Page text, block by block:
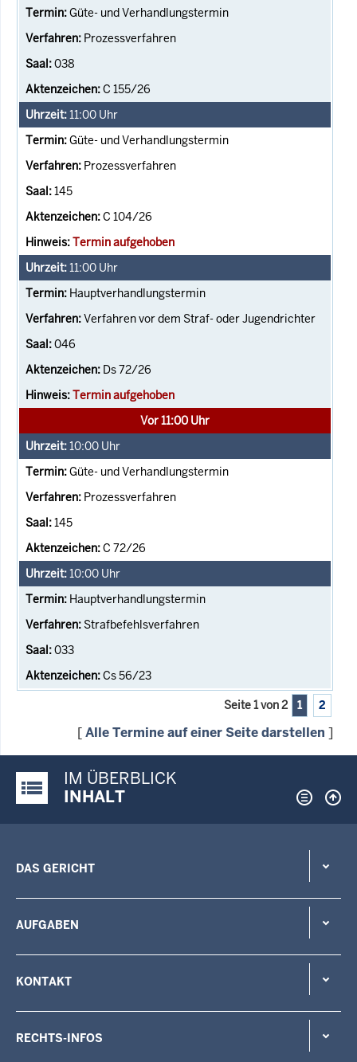
Güte- und Verhandlungstermin
Prozessverfahren
038
C 155/26
11:00 Uhr
Güte- und Verhandlungstermin
Prozessverfahren
145
C 104/26
Termin aufgehoben
11:00 Uhr
Hauptverhandlungstermin
Verfahren vor dem Straf- oder Jugendrichter
046
Ds 72/26
Termin aufgehoben
Vor 11:00 Uhr
10:00 Uhr
Güte- und Verhandlungstermin
Prozessverfahren
145
C 72/26
10:00 Uhr
Hauptverhandlungstermin
Strafbefehlsverfahren
033
Cs 56/23
Seite 1 von 2 1 2
[Alle Termine auf einer Seite darstellen ]
Justiz-Portal im Überblick:
IM ÜBERBLICK
INHALT
DAS GERICHT
AUFGABEN
KONTAKT
RECHTS-INFOS